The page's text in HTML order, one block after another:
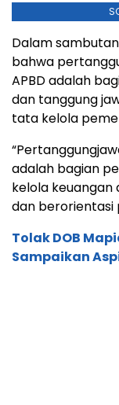
Dalam
bahwa
APBD adalah
dan tanggung
tata kelola
adalah bagian
kelola
dan berorientasi
Tolak DOB
Sampaikan